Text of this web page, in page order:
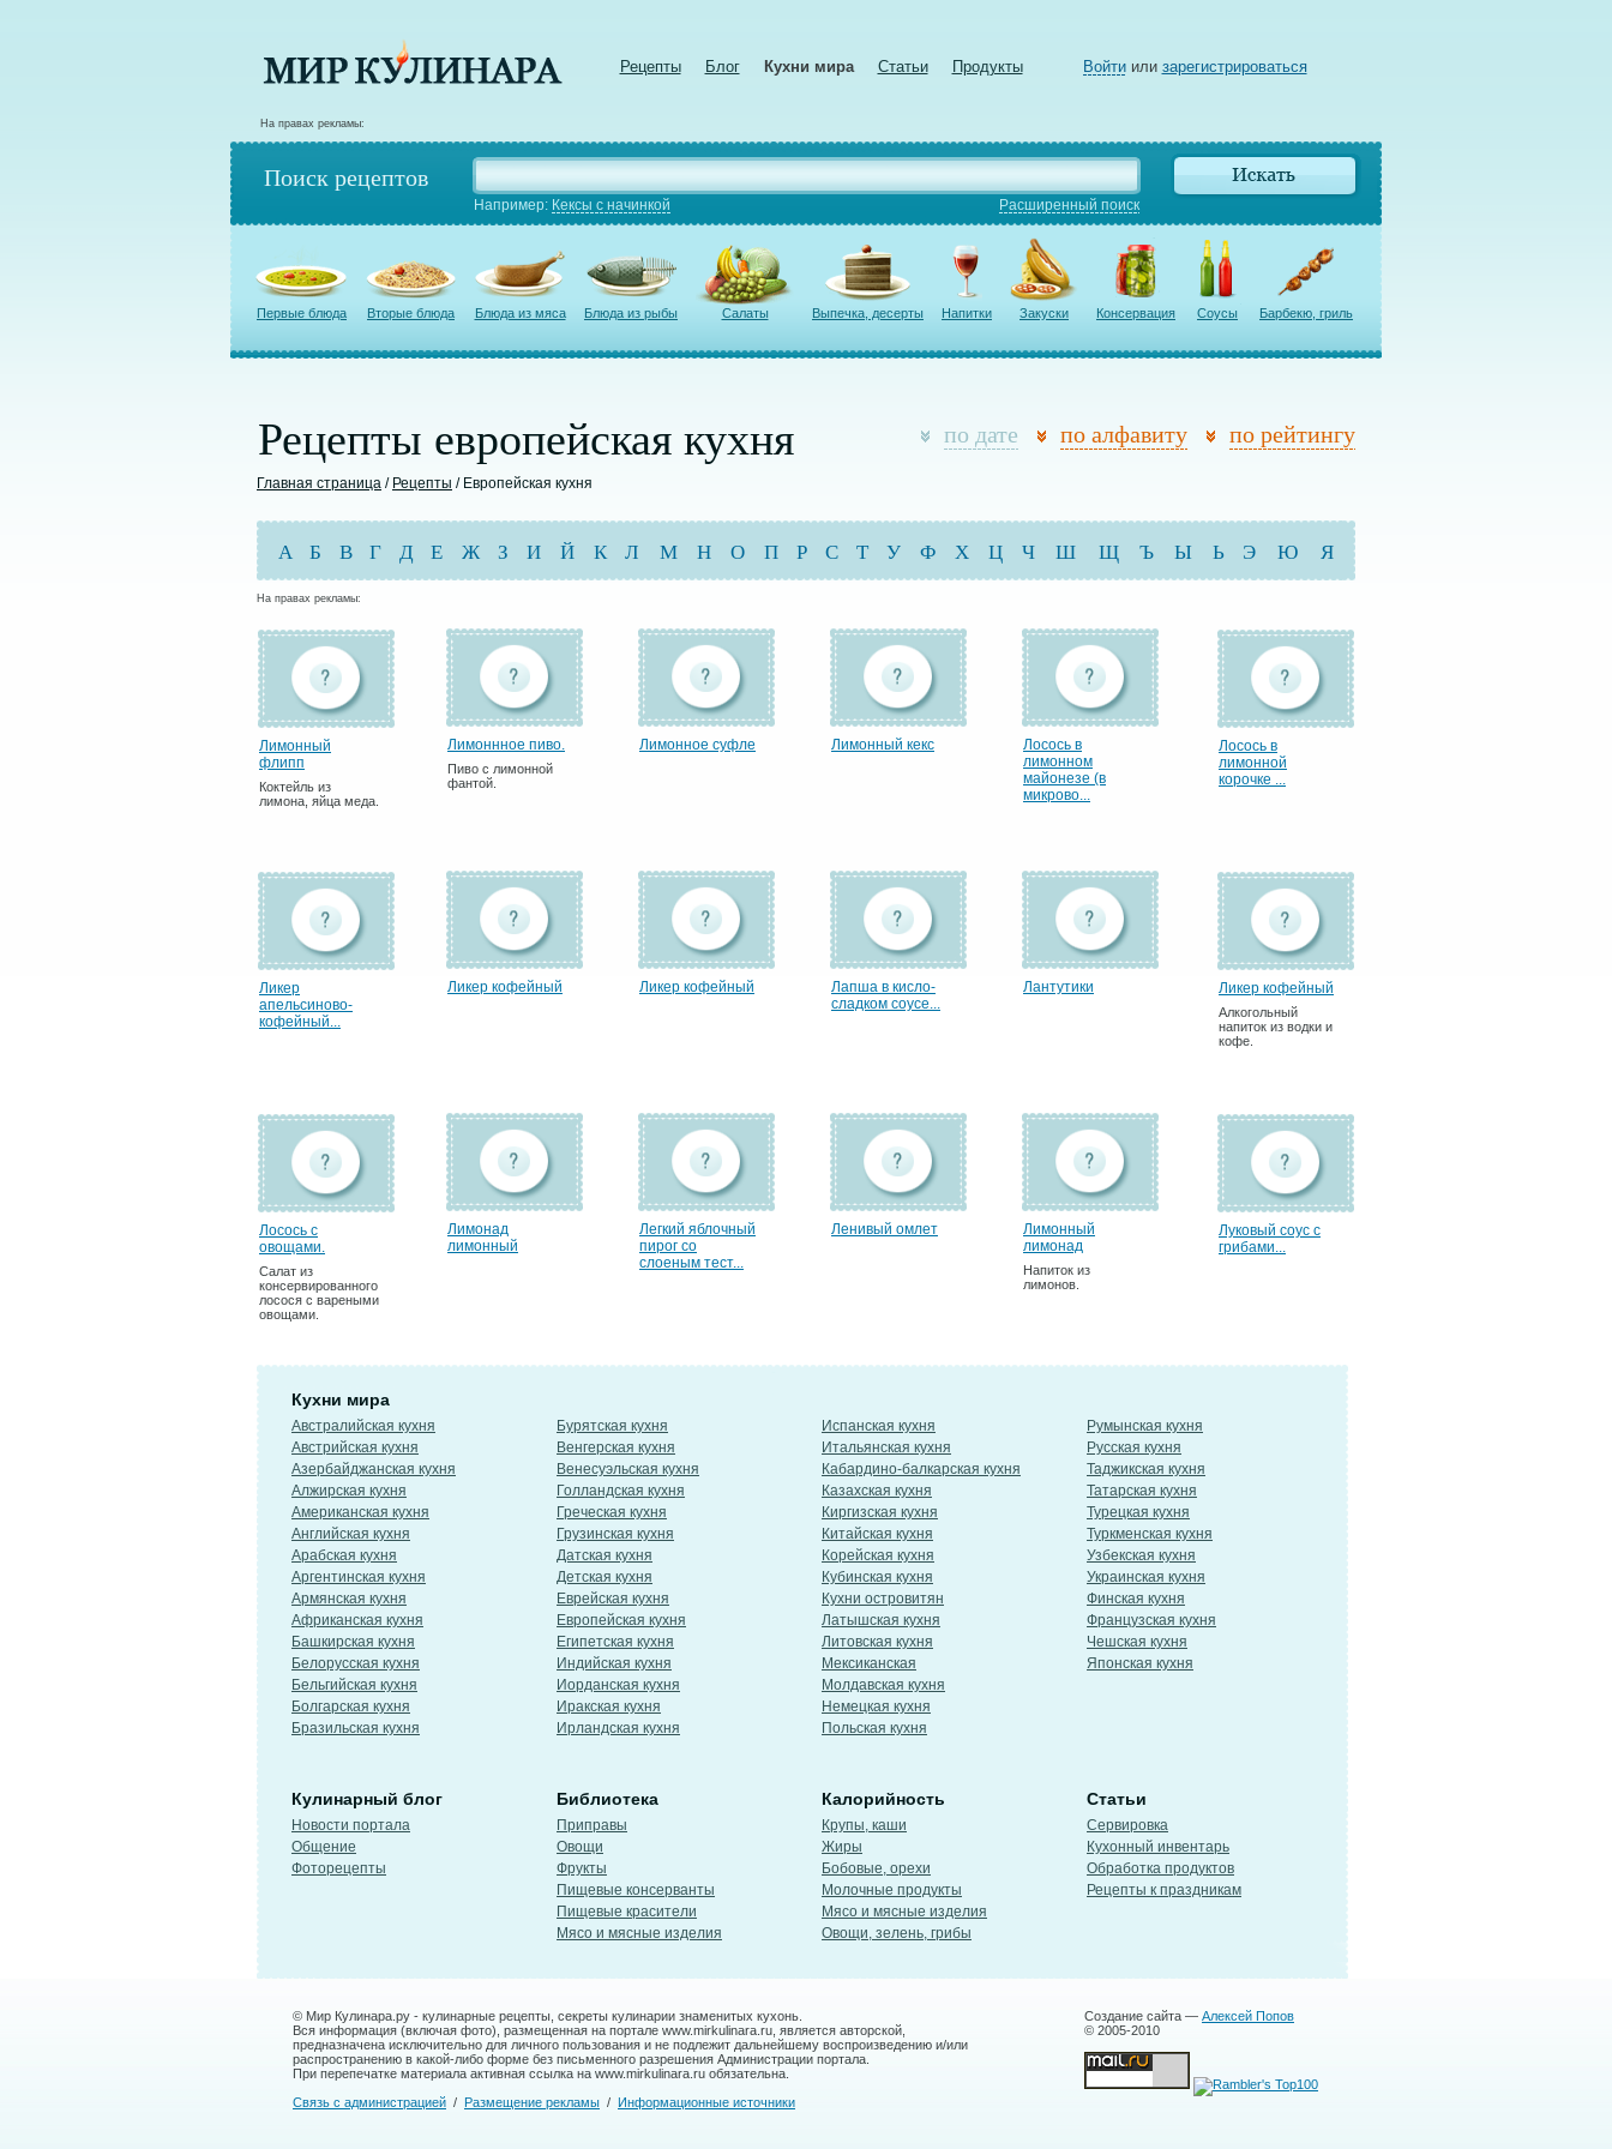
Рецепты Блог Кухни мира Статьи Продукты Войтиили зарегистрироваться
На правах рекламы:
Поиск рецептов
Например: Кексы с начинкой Расширенный поиск
Первые блюда Вторые блюда Блюда из мяса Блюда из рыбы Салаты Выпечка, десерты Напитки Закуски Консервация Соусы Барбекю, гриль
Рецепты европейская кухня по дате по алфавиту по рейтингу
Главная страница / Рецепты / Европейская кухня
А Б В Г Д Е Ж З И Й К Л М Н О П Р С Т У Ф Х Ц Ч Ш Щ Ъ Ы Ь Э Ю Я
На правах рекламы:
Лимонный
флипп
Коктейль из
лимона, яйца меда.
Лимоннное пиво.
Пиво с лимонной
фантой.
Лимонное суфле Лимонный кекс
Лосось в
лимонном
майонезе (в
микрово...
Лосось в
лимонной
корочке ...
Ликер
апельсиново-
кофейный...
Ликер кофейный Ликер кофейный
Лапша в кисло-
сладком соусе...
Лантутики Ликер кофейный
Алкогольный
напиток из водки и
кофе.
Лосось с
овощами.
Салат из
консервированного
лосося с вареными
овощами.
Лимонад
лимонный
Легкий яблочный
пирог со
слоеным тест...
Ленивый омлет
Лимонный
лимонад
Напиток из
лимонов.
Луковый соус с
грибами...
Кухни мира
Австралийская кухня
Австрийская кухня
Азербайджанская кухня
Алжирская кухня
Американская кухня
Английская кухня
Арабская кухня
Аргентинская кухня
Армянская кухня
Африканская кухня
Башкирская кухня
Белорусская кухня
Бельгийская кухня
Болгарская кухня
Бразильская кухня
Бурятская кухня
Венгерская кухня
Венесуэльская кухня
Голландская кухня
Греческая кухня
Грузинская кухня
Датская кухня
Детская кухня
Еврейская кухня
Европейская кухня
Египетская кухня
Индийская кухня
Иорданская кухня
Иракская кухня
Ирландская кухня
Испанская кухня
Итальянская кухня
Кабардино-балкарская кухня
Казахская кухня
Киргизская кухня
Китайская кухня
Корейская кухня
Кубинская кухня
Кухни островитян
Латышская кухня
Литовская кухня
Мексиканская
Молдавская кухня
Немецкая кухня
Польская кухня
Румынская кухня
Русская кухня
Таджикская кухня
Татарская кухня
Турецкая кухня
Туркменская кухня
Узбекская кухня
Украинская кухня
Финская кухня
Французская кухня
Чешская кухня
Японская кухня
Кулинарный блог
Новости портала
Общение
Фоторецепты
Библиотека
Приправы
Овощи
Фрукты
Пищевые консерванты
Пищевые красители
Мясо и мясные изделия
Калорийность
Крупы, каши
Жиры
Бобовые, орехи
Молочные продукты
Мясо и мясные изделия
Овощи, зелень, грибы
Статьи
Сервировка
Кухонный инвентарь
Обработка продуктов
Рецепты к праздникам
© Мир Кулинара.ру - кулинарные рецепты, секреты кулинарии знаменитых кухонь.
Вся информация (включая фото), размещенная на портале www.mirkulinara.ru, является авторской,
предназначена исключительно для личного пользования и не подлежит дальнейшему воспроизведению и/или
распространению в какой-либо форме без письменного разрешения Администрации портала.
При перепечатке материала активная ссылка на www.mirkulinara.ru обязательна.
Связь с администрацией / Размещение рекламы / Информационные источники
Создание сайта — Алексей Попов
© 2005-2010